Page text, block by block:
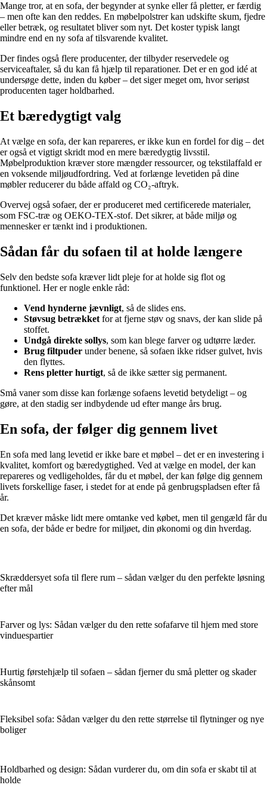
Mange tror, at en sofa, der begynder at synke eller få pletter, er færdig
– men ofte kan den reddes. En møbelpolstrer kan udskifte skum, fjedre
eller betræk, og resultatet bliver som nyt. Det koster typisk langt
mindre end en ny sofa af tilsvarende kvalitet.
Der findes også flere producenter, der tilbyder reservedele og
serviceaftaler, så du kan få hjælp til reparationer. Det er en god idé at
undersøge dette, inden du køber – det siger meget om, hvor seriøst
producenten tager holdbarhed.
Et bæredygtigt valg
At vælge en sofa, der kan repareres, er ikke kun en fordel for dig – det
er også et vigtigt skridt mod en mere bæredygtig livsstil.
Møbelproduktion kræver store mængder ressourcer, og tekstilaffald er
en voksende miljøudfordring. Ved at forlænge levetiden på dine
møbler reducerer du både affald og CO₂-aftryk.
Overvej også sofaer, der er produceret med certificerede materialer,
som FSC-træ og OEKO-TEX-stof. Det sikrer, at både miljø og
mennesker er tænkt ind i produktionen.
Sådan får du sofaen til at holde længere
Selv den bedste sofa kræver lidt pleje for at holde sig flot og
funktionel. Her er nogle enkle råd:
Vend hynderne jævnligt, så de slides ens.
Støvsug betrækket for at fjerne støv og snavs, der kan slide på
stoffet.
Undgå direkte sollys, som kan blege farver og udtørre læder.
Brug filtpuder under benene, så sofaen ikke ridser gulvet, hvis
den flyttes.
Rens pletter hurtigt, så de ikke sætter sig permanent.
Små vaner som disse kan forlænge sofaens levetid betydeligt – og
gøre, at den stadig ser indbydende ud efter mange års brug.
En sofa, der følger dig gennem livet
En sofa med lang levetid er ikke bare et møbel – det er en investering i
kvalitet, komfort og bæredygtighed. Ved at vælge en model, der kan
repareres og vedligeholdes, får du et møbel, der kan følge dig gennem
livets forskellige faser, i stedet for at ende på genbrugspladsen efter få
år.
Det kræver måske lidt mere omtanke ved købet, men til gengæld får du
en sofa, der både er bedre for miljøet, din økonomi og din hverdag.
Skræddersyet sofa til flere rum – sådan vælger du den perfekte løsning
efter mål
Farver og lys: Sådan vælger du den rette sofafarve til hjem med store
vinduespartier
Hurtig førstehjælp til sofaen – sådan fjerner du små pletter og skader
skånsomt
Fleksibel sofa: Sådan vælger du den rette størrelse til flytninger og nye
boliger
Holdbarhed og design: Sådan vurderer du, om din sofa er skabt til at
holde